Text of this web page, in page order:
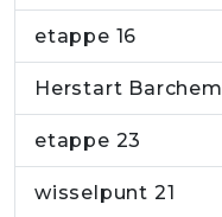
etappe 16
Herstart Barchem
etappe 23
wisselpunt 21